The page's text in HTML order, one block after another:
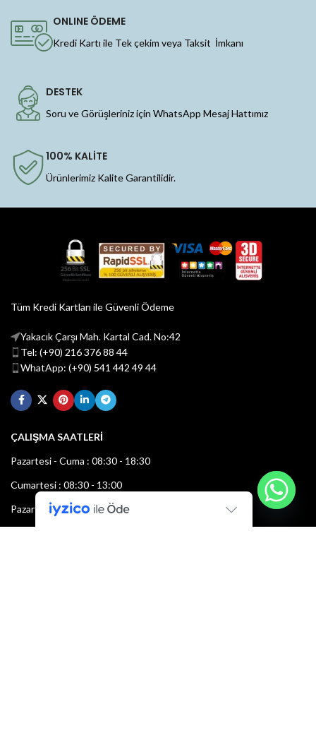
ONLINE ÖDEME
Kredi Kartı ile Tek çekim veya Taksit İmkanı
DESTEK
Soru ve Görüşleriniz için WhatsApp Mesaj Hattımız
100% KALİTE
Ürünlerimiz Kalite Garantilidir.
Tüm Kredi Kartları ile Güvenli Ödeme
Yakacık Çarşı Mah. Kartal Cad. No:42
Tel: (+90) 216 376 88 44
WhatApp: (+90) 541 442 49 44
ÇALIŞMA SAATLERİ
Pazartesi - Cuma : 08:30 - 18:30
Cumartesi : 08:30 - 13:00
Pazar: Kapalı